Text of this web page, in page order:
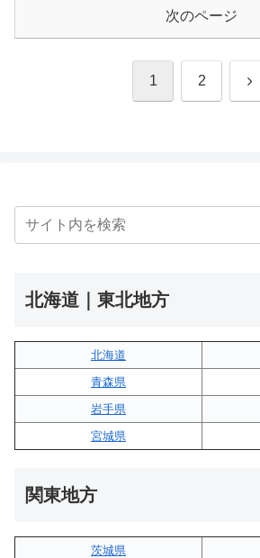
次のページ
1 2 次
北海道｜東北地方
北海道
青森県
岩手県
宮城県
関東地方
茨城県